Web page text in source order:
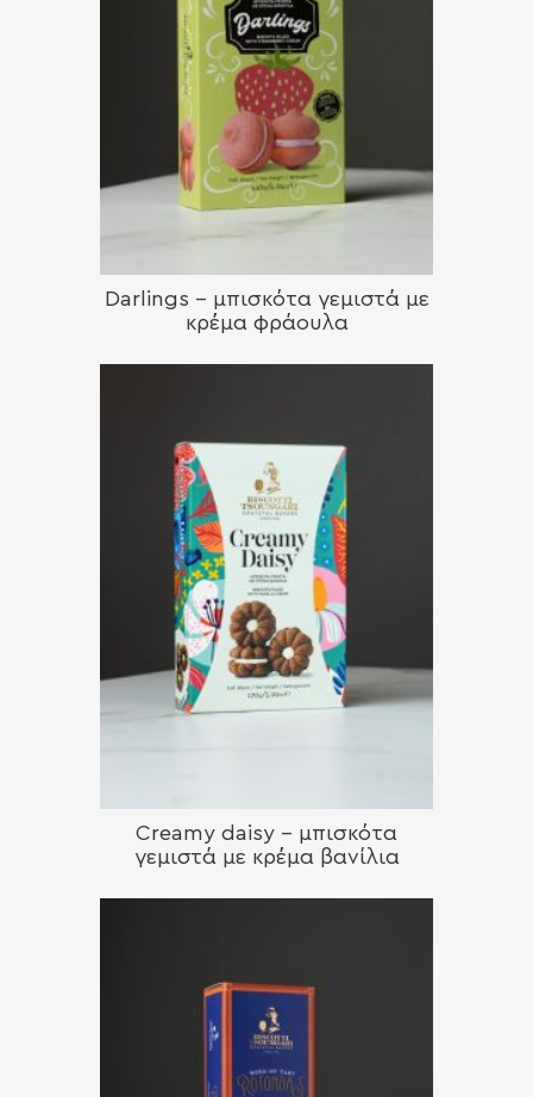
Darlings – μπισκότα γεμιστά με
κρέμα φράουλα
Creamy daisy – μπισκότα
γεμιστά με κρέμα βανίλια